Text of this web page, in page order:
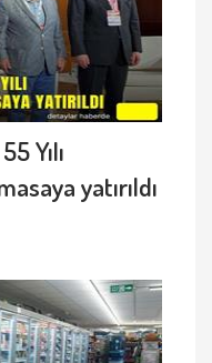
Yılı
yatırıldı